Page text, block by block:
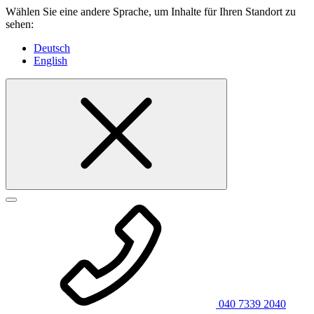
Wählen Sie eine andere Sprache, um Inhalte für Ihren Standort zu
sehen:
Deutsch
English
040 7339 2040